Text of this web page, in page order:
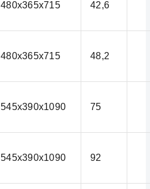
480x365x715 42,6
480x365x715 48,2
545x390x1090 75
545x390x1090 92